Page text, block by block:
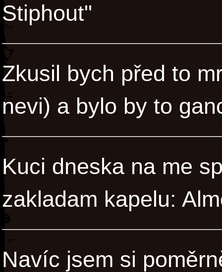
Stiphout"
Zkusil bych před to
nevi) a bylo by to
Kuci dneska na me
zakladam kapelu:
Navíc jsem si